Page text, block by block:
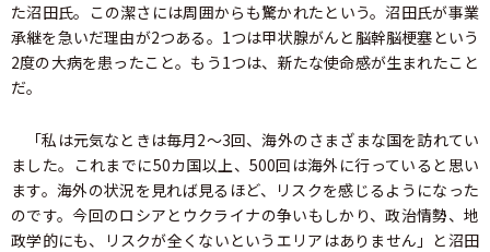
た沼田氏。この潔さには周囲からも驚かれたという。沼田氏が事業
承継を急いだ理由が2つある。1つは甲状腺がんと脳幹脳梗塞という
2度の大病を患ったこと。もう1つは、新たな使命感が生まれたこと
だ。
「私は元気なときは毎月2～3回、海外のさまざまな国を訪れてい
ました。これまでに50カ国以上、500回は海外に行っていると思い
ます。海外の状況を見れば見るほど、リスクを感じるようになった
のです。今回のロシアとウクライナの争いもしかり、政治情勢、地
政学的にも、リスクが全くないというエリアはありません」と沼田